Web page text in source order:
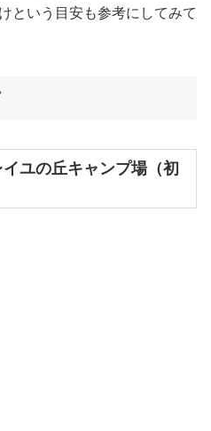
という目安も参考にしてみて
ユの丘キャンプ場（初